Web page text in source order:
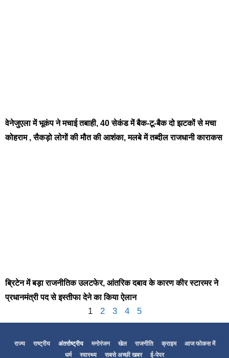
वेनेजुएला में भूकंप ने मचाई तबाही, 40 सेकंड में बैक-टू-बैक दो झटकों से मचा
कोहराम , सैकड़ो लोगों की मौत की आशंका, मलबे में तब्दील राजधानी काराकस
ब्रिटेन में बड़ा राजनीतिक उलटफेर, आंतरिक दबाव के कारण कीर स्टारमर ने
प्रधानमंत्री पद से इस्तीफा देने का किया ऐलान
1 2 3 4 5
राज्य राष्ट्रीय अंतर्राष्ट्रीय मनोरंजन खेल राजनीति क्राइम
आज फोकस में
धर्म
स्वास्थ्य सबसे अच्छी खबर ई-पेपर